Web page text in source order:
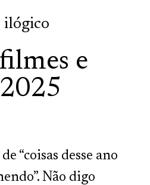
ilógico
e
“coisas desse ano
Não digo